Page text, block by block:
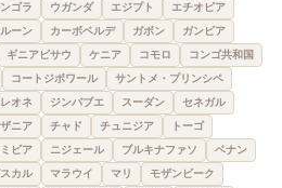
ゴラ ウガンダ エジプト
エチオピア
ーン カーボベルデ ガボン
ガンビア
ギニアビサウ ケニア コモロ
コンゴ共和国
コートジボワール
サントメ・プリンシペ
オネ ジンバブエ スーダン
セネガル
ニア チャド チュニジア
トーゴ
ビア ニジェール ブルキナファソ
ベナン
カル マラウイ マリ
モザンビーク